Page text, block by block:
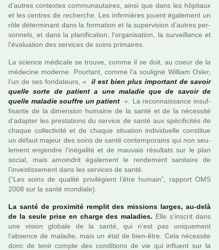
d’autres contex­tes com­mu­nau­tai­res, ainsi que dans les hôpi­taux
et les cen­tres de recher­che. Les infir­miè­res jouent également un
rôle déter­mi­nant dans la for­ma­tion et la super­vi­sion d’autres per­
son­nels, et dans la pla­ni­fi­ca­tion, l’orga­ni­sa­tion, la sur­veillance et
l’évaluation des ser­vi­ces de soins pri­mai­res.
La science médi­cale se trouve, comme il se doit, au coeur de la
méde­cine moderne. Pourtant, comme l’a sou­li­gné William Osler,
l’un de ses fon­da­teurs, «
il est bien plus impor­tant de savoir
quelle sorte de patient a une mala­die que de savoir de
quelle mala­die souf­fre un patient ». La reconnais­sance insuf­
fi­sante de la dimen­sion humaine de la santé et de la néces­sité
d’adap­ter les pres­ta­tions du ser­vice de santé aux spé­ci­fi­ci­tés de
chaque col­lec­ti­vité et de chaque situa­tion indi­vi­duelle cons­ti­tue
un défaut majeur des soins de santé contem­po­rains qui non seu­
le­ment engen­dre l’iné­ga­lité et de mau­vais résul­tats sur le plan
social, mais amoin­drit également le ren­de­ment sani­taire de
l’inves­tis­se­ment dans les ser­vi­ces de santé.
(“Les soins de qua­lité pri­vi­lé­gient l’être humain”, rap­port OMS
2008 sur la santé mon­diale).
La santé de proxi­mité rem­plit des mis­sions larges, au-delà
de la seule prise en charge des mala­dies. Elle s’ins­crit dans
une vision glo­bale de la santé, qui n’est pas uni­que­ment
l’absence de mala­die, mais un état de bien-être. Cela néces­site
donc de tenir compte des condi­tions de vie qui influent sur la